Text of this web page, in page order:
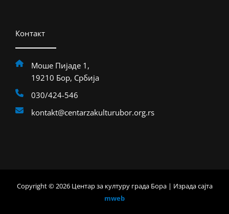
Контакт
Моше Пијаде 1,
19210 Бор, Србија
030/424-546
kontakt@centarzakulturubor.org.rs
Copyright © 2026 Центар за културу града Бора | Израда сајта
mweb